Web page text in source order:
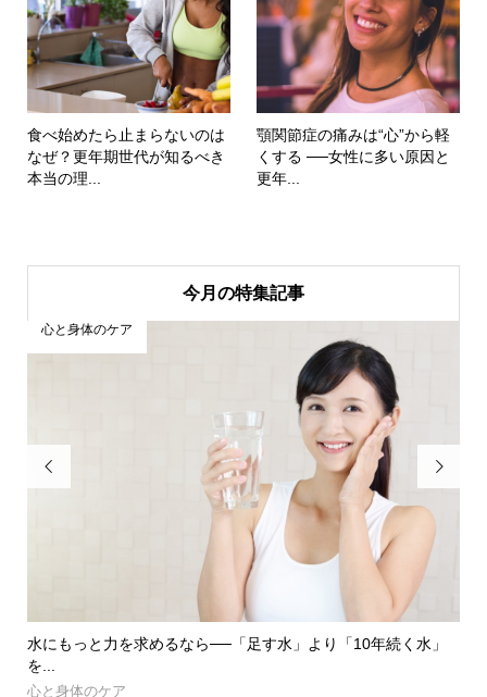
食べ始めたら止まらないのは
なぜ？更年期世代が知るべき
本当の理...
顎関節症の痛みは“心”から軽
くする ──女性に多い原因と
更年...
今月の特集記事

週刊SPA!に抗議する女性達にエールを送ります！
未分類
未分類
